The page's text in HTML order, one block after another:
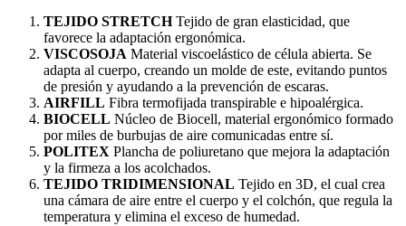
TEJIDO STRETCHTejido de gran elasticidad, que
favorece la adaptación ergonómica.
VISCOSOJA Material viscoelástico de célula abierta. Se
adapta al cuerpo, creando un molde de este, evitando puntos
de presión y ayudando a la prevención de escaras.
AIRFILL Fibra termofijada transpirable e hipoalérgica.
BIOCELL Núcleo de Biocell, material ergonómico formado
por miles de burbujas de aire comunicadas entre sí.
POLITEX Plancha de poliuretano que mejora la adaptación
y la firmeza a los acolchados.
TEJIDO TRIDIMENSIONAL Tejido en 3D, el cual crea
una cámara de aire entre el cuerpo y el colchón, que regula la
temperatura y elimina el exceso de humedad.